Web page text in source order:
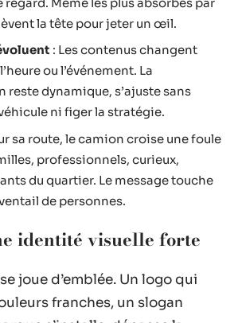
la tête pour jeter un œil.
: Les contenus changent
ou l’événement. La
dynamique, s’ajuste sans
ni figer la stratégie.
sa route, le camion croise une foule
professionnels, curieux,
du quartier. Le message touche
de personnes.
identité visuelle forte
joue d’emblée. Un logo qui
franches, un slogan